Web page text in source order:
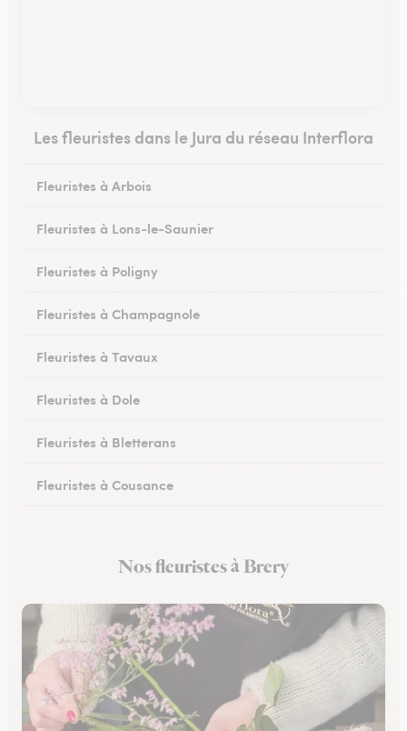
Les fleuristes dans le Jura du réseau Interflora
Fleuristes à Arbois
Fleuristes à Lons-le-Saunier
Fleuristes à Poligny
Fleuristes à Champagnole
Fleuristes à Tavaux
Fleuristes à Dole
Fleuristes à Bletterans
Fleuristes à Cousance
Fleuristes à Moirans-en-Montagne
Nos fleuristes à Brery